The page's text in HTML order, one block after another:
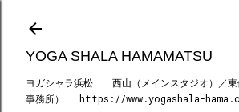
スキップしてメイン コン
YOGA SHALA HAMAMATSU
ヨガシャラ浜松 西山（メインスタジオ）／東
事務所） https://www.yogashala-